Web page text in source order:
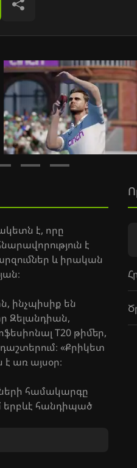
Կիսվել
է, որը
է
և իրական
ինչպիսիք են
Զելանդիան,
T20 թիմեր,
«Քրիկետ
առ այսօր։
համակարգը
երբևէ հանդիպած
զարգացնելով ձեր
ձեր